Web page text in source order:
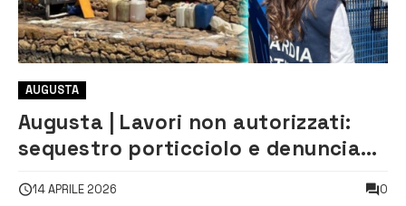
AUGUSTA
Augusta | Lavori non autorizzati:
sequestro porticciolo e denuncia
14 APRILE 2026 0